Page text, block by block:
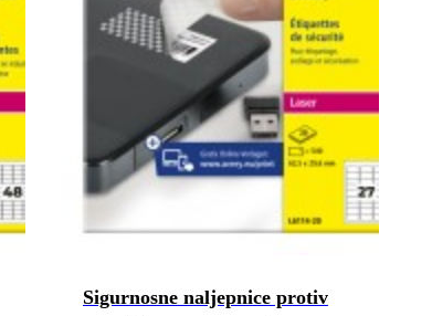
Sigurnosne naljepnice protiv